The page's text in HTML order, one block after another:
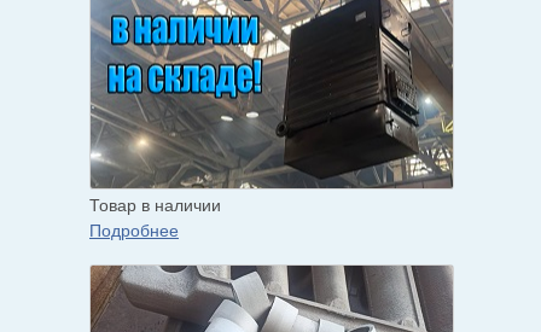
Товар в наличии
Подробнее